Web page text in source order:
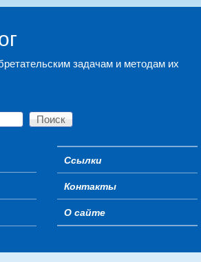
задачам и методам их
Secondary menu
Ссылки
Контакты
О сайте